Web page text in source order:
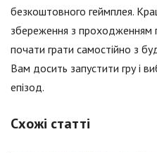
безкоштовного геймплея.
збереження з проходженням
почати грати самостійно з
Вам досить запустити гру і
епізод.
Схожі статті